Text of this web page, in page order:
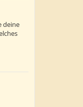
deine